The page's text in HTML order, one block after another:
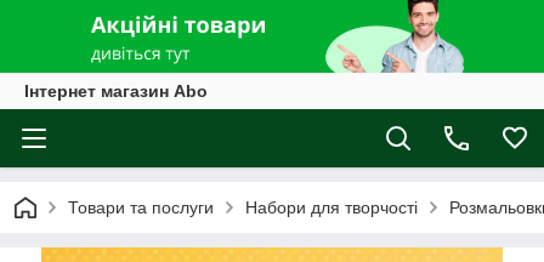
Інтернет магазин Abo
Товари та послуги Набори для творчості